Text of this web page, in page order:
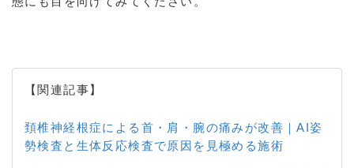
【関連記事】
頚椎神経根症による首・肩・腕の痛みが改善｜AI姿
勢検査と生体反応検査で原因を見極める施術